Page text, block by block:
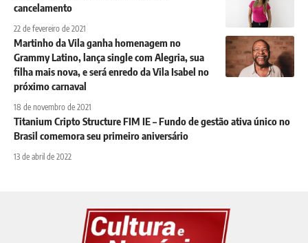
cancelamento
22 de fevereiro de 2021
Martinho da Vila ganha homenagem no
Grammy Latino, lança single com Alegria, sua
filha mais nova, e será enredo da Vila Isabel no
próximo carnaval
18 de novembro de 2021
Titanium Cripto Structure FIM IE – Fundo de gestão ativa único no
Brasil comemora seu primeiro aniversário
13 de abril de 2022